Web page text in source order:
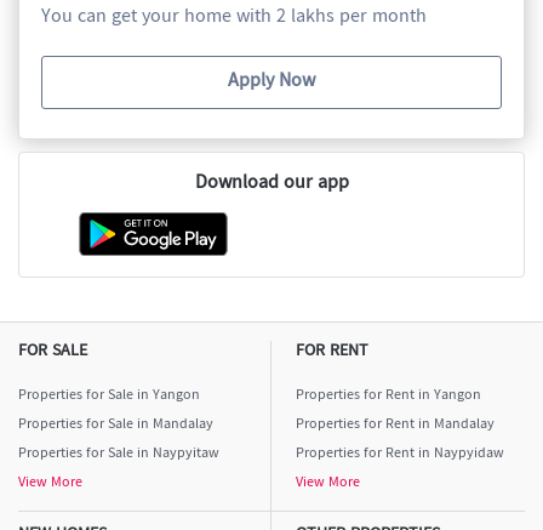
You can get your home with 2 lakhs per month
Apply Now
Download our app
FOR SALE
Properties for Sale in Yangon
Properties for Sale in Mandalay
Properties for Sale in Naypyitaw
View More
FOR RENT
Properties for Rent in Yangon
Properties for Rent in Mandalay
Properties for Rent in Naypyidaw
View More